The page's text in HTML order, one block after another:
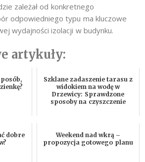
zależał od konkretnego
odpowiedniego typu ma kluczowe
wydajności izolacji w budynku.
artykuły:
Szklane zadaszenie tarasu z
widokiem na wodę w
Drzewicy: Sprawdzone
sposoby na czyszczenie
dobre
Weekend nad wkrą –
propozycja gotowego planu